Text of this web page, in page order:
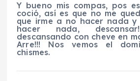
Y bueno mis compas, pos
coció, así es que no me
que irme a no hacer nada y
hacer nada,
descansando con cheve en
Arre!!! Nos vemos el
chismes.